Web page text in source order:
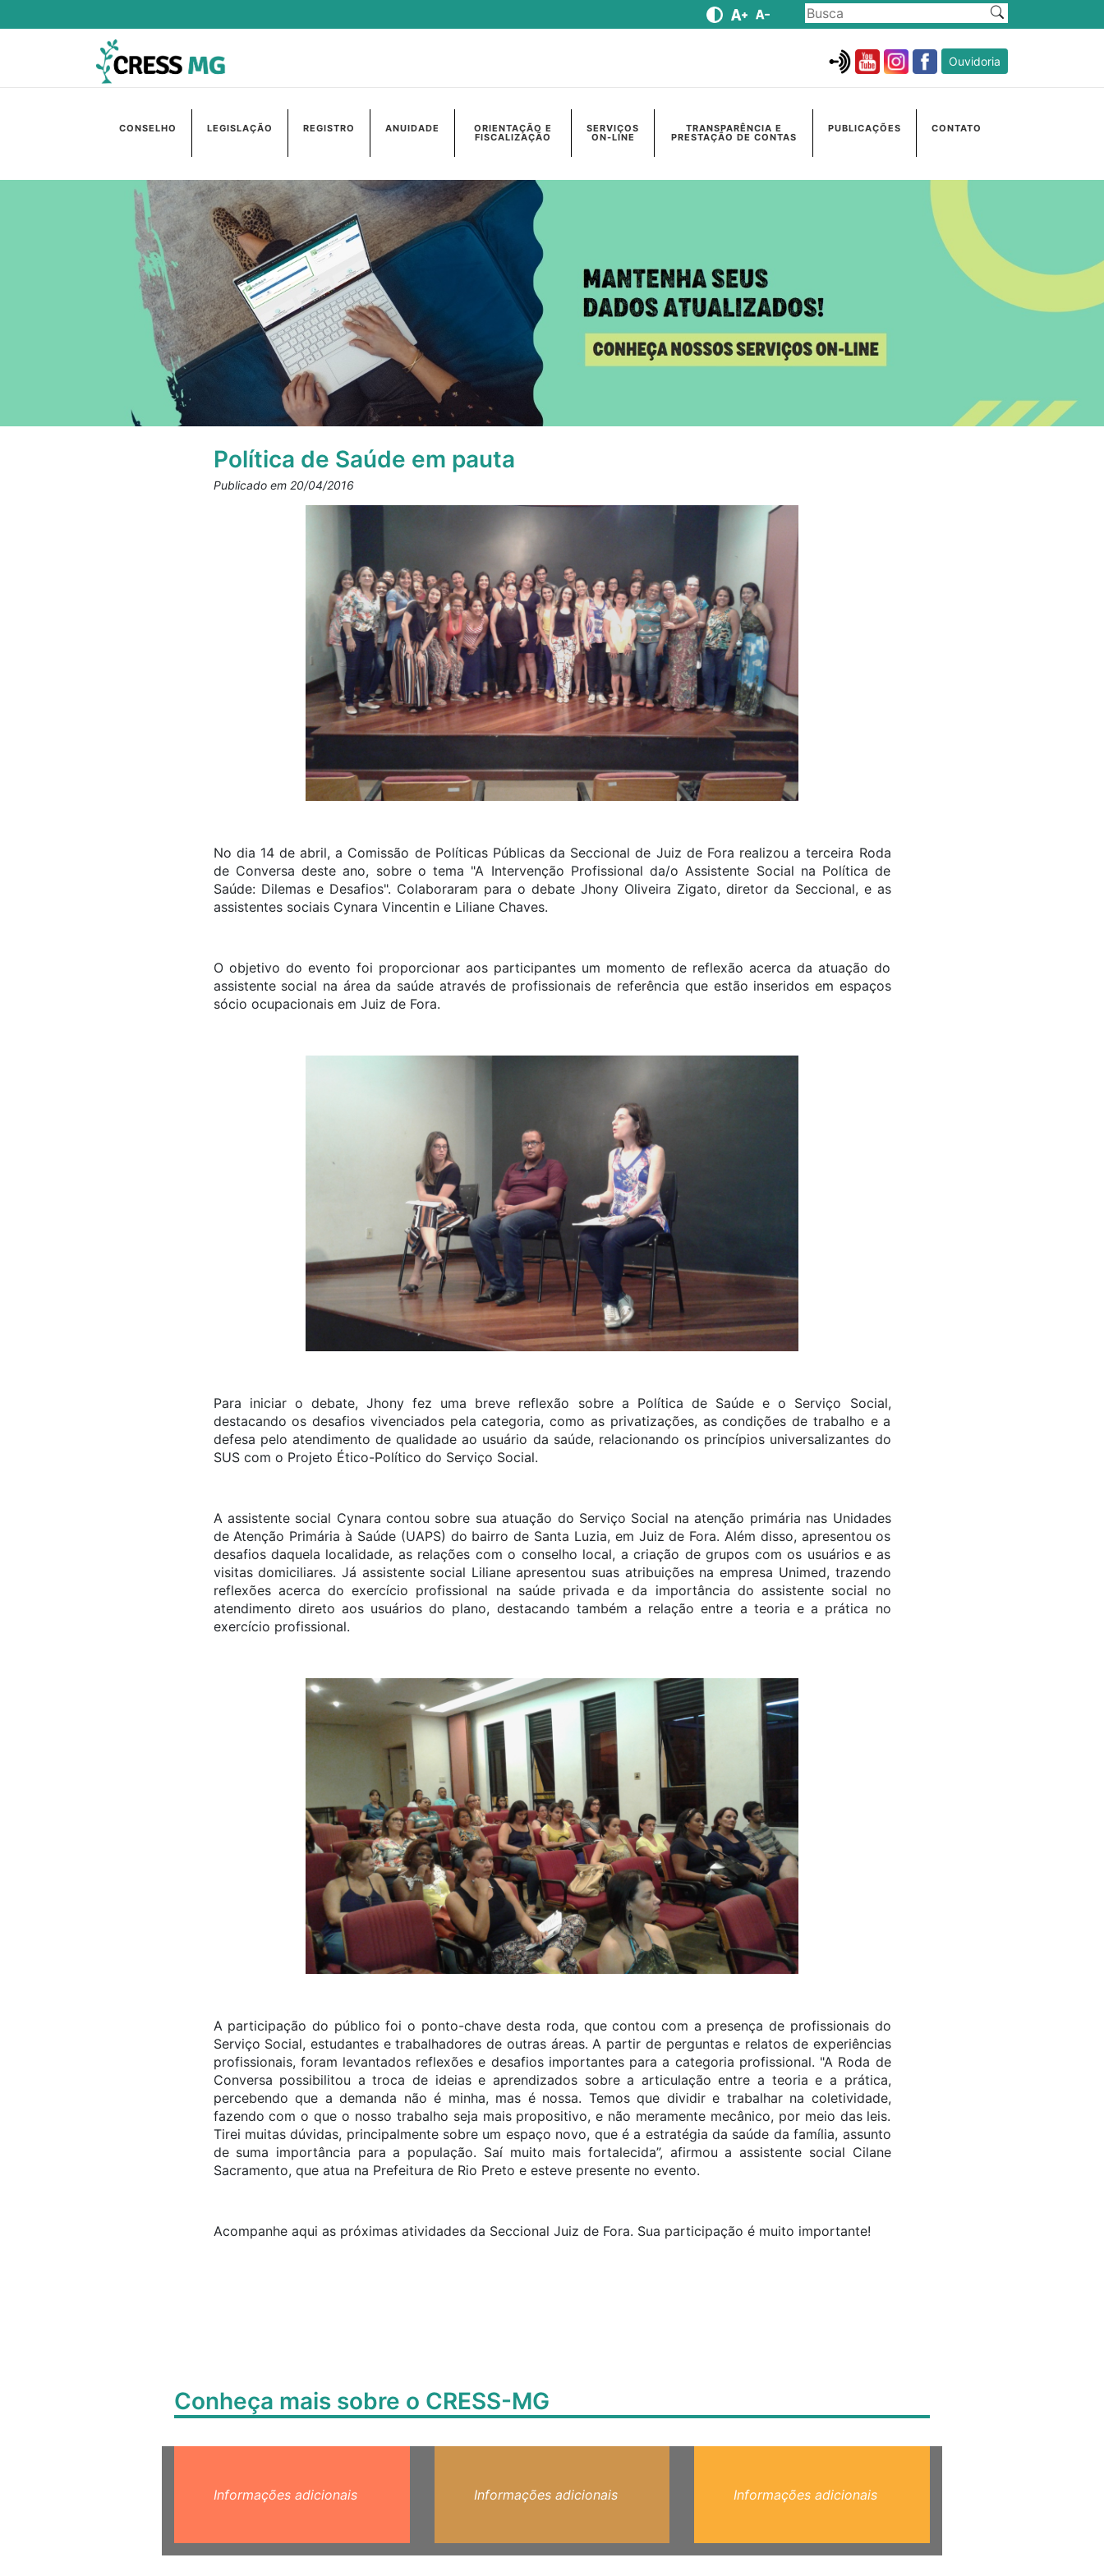
Ouvidoria
CONSELHO LEGISLAÇÃO REGISTRO ANUIDADE ORIENTAÇÃO E
FISCALIZAÇÃO
SERVIÇOS
ON-LINE
TRANSPARÊNCIA E
PRESTAÇÃO DE CONTAS
PUBLICAÇÕES CONTATO
Política de Saúde em pauta
Publicado em 20/04/2016
No dia 14 de abril, a Comissão de Políticas Públicas da Seccional de Juiz de Fora realizou a terceira Roda
de Conversa deste ano, sobre o tema "A Intervenção Profissional da/o Assistente Social na Política de
Saúde: Dilemas e Desafios". Colaboraram para o debate Jhony Oliveira Zigato, diretor da Seccional, e as
assistentes sociais Cynara Vincentin e Liliane Chaves.
O objetivo do evento foi proporcionar aos participantes um momento de reflexão acerca da atuação do
assistente social na área da saúde através de profissionais de referência que estão inseridos em espaços
sócio ocupacionais em Juiz de Fora.
Para iniciar o debate, Jhony fez uma breve reflexão sobre a Política de Saúde e o Serviço Social,
destacando os desafios vivenciados pela categoria, como as privatizações, as condições de trabalho e a
defesa pelo atendimento de qualidade ao usuário da saúde, relacionando os princípios universalizantes do
SUS com o Projeto Ético-Político do Serviço Social.
A assistente social Cynara contou sobre sua atuação do Serviço Social na atenção primária nas Unidades
de Atenção Primária à Saúde (UAPS) do bairro de Santa Luzia, em Juiz de Fora. Além disso, apresentou os
desafios daquela localidade, as relações com o conselho local, a criação de grupos com os usuários e as
visitas domiciliares. Já assistente social Liliane apresentou suas atribuições na empresa Unimed, trazendo
reflexões acerca do exercício profissional na saúde privada e da importância do assistente social no
atendimento direto aos usuários do plano, destacando também a relação entre a teoria e a prática no
exercício profissional.
A participação do público foi o ponto-chave desta roda, que contou com a presença de profissionais do
Serviço Social, estudantes e trabalhadores de outras áreas. A partir de perguntas e relatos de experiências
profissionais, foram levantados reflexões e desafios importantes para a categoria profissional. "A Roda de
Conversa possibilitou a troca de ideias e aprendizados sobre a articulação entre a teoria e a prática,
percebendo que a demanda não é minha, mas é nossa. Temos que dividir e trabalhar na coletividade,
fazendo com o que o nosso trabalho seja mais propositivo, e não meramente mecânico, por meio das leis.
Tirei muitas dúvidas, principalmente sobre um espaço novo, que é a estratégia da saúde da família, assunto
de suma importância para a população. Saí muito mais fortalecida”, afirmou a assistente social Cilane
Sacramento, que atua na Prefeitura de Rio Preto e esteve presente no evento.
Acompanhe aqui as próximas atividades da Seccional Juiz de Fora. Sua participação é muito importante!
Conheça mais sobre o CRESS-MG
Informações adicionais Informações adicionais Informações adicionais